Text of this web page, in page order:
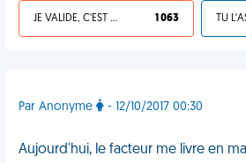
JE VALIDE, C'EST UNE VDM 1 063
Par Anonyme - 12/10/2017 00:30
Aujourd'hui, le facteur me livre en